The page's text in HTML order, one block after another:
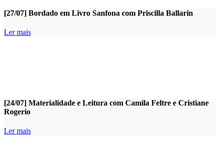
[27/07] Bordado em Livro Sanfona com Priscilla Ballarin
Ler mais
[24/07] Materialidade e Leitura com Camila Feltre e Cristiane
Rogerio
Ler mais